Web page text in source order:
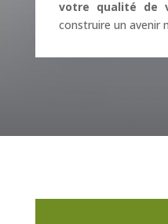
votre qualité de
construire un avenir